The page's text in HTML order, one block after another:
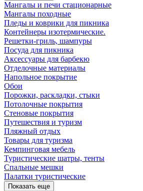
Мангалы и печи стационарные
Мангалы походные
Пледы и коврики для пикника
Контейнеры изотермические.
Решетки-гриль, шампуры
Посуда для пикника
Аксессуары для барбекю
Отделочные материалы
Напольное покрытие
Обои
Порожки, раскладки, стыки
Потолочные покрытия
Стеновые покрытия
Путешествия и туризм
Пляжный отдых
Товары для туризма
Кемпинговая мебель
Туристические шатры, тенты
Спальные мешки
Палатки туристические
Показать еще